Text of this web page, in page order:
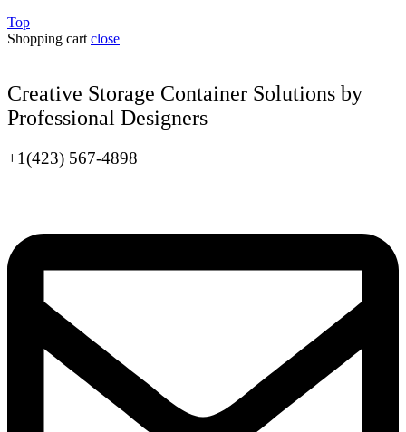
Top
Shopping cart close
Creative Storage Container Solutions by
Professional Designers
+1(423) 567-4898